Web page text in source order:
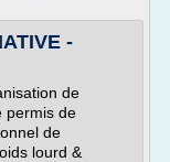
-
de
permis de
de
lourd &